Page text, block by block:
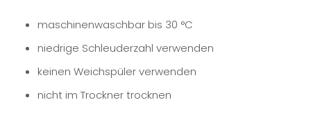
maschinenwaschbar bis 30 °C
niedrige Schleuderzahl verwenden
keinen Weichspüler verwenden
nicht im Trockner trocknen